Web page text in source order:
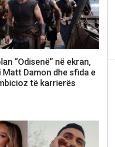
“Odisenë” në ekran,
Matt Damon dhe sfida e
të karrierës